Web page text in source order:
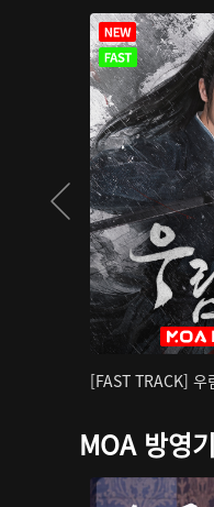
[FAST TRACK] 우
MOA 방영